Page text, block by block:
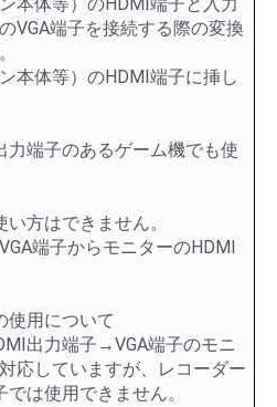
VGA端子を接続する際の変換
本体等）のHDMI端子に挿し
力端子のあるゲーム機でも使
方はできません。
端子からモニターのHDMI
使用について
出力端子→VGA端子のモニ
応していますが、レコーダー
は使用できません。